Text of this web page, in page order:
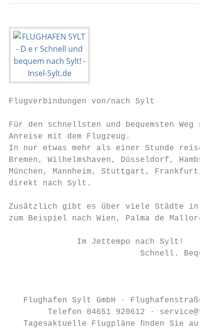
Flugverbindungen von/nach Sylt
Für den schnellsten und bequemsten Weg
Anreise mit dem Flugzeug.
In nur etwas mehr als einer Stunde reisen
Bremen, Wilhelmshaven, Düsseldorf,
München, Mannheim, Stuttgart, Frankfurt/
direkt nach Sylt.
Zusätzlich gibt es über viele Städte
zum Beispiel nach Wien, Palma de Mallorca
              Im Jettempo nach Sylt!
Schnell.
Flughafen Sylt GmbH · Flughafenstraße 1
Telefon 04651 920612 ·
Tagesaktuelle Flugpläne ﬁnden Sie auf